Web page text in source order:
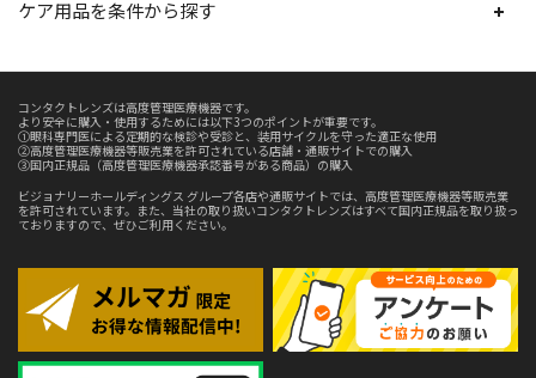
ケア用品を条件から探す
コンタクトレンズは高度管理医療機器です。
より安全に購入・使用するためには以下3つのポイントが重要です。
①眼科専門医による定期的な検診や受診と、装用サイクルを守った適正な使用
②高度管理医療機器等販売業を許可されている店舗・通販サイトでの購入
③国内正規品（高度管理医療機器承認番号がある商品）の購入
ビジョナリーホールディングス グループ各店や通販サイトでは、高度管理医療機器等販売業
を許可されています。また、当社の取り扱いコンタクトレンズはすべて国内正規品を取り扱っ
ておりますので、ぜひご利用ください。